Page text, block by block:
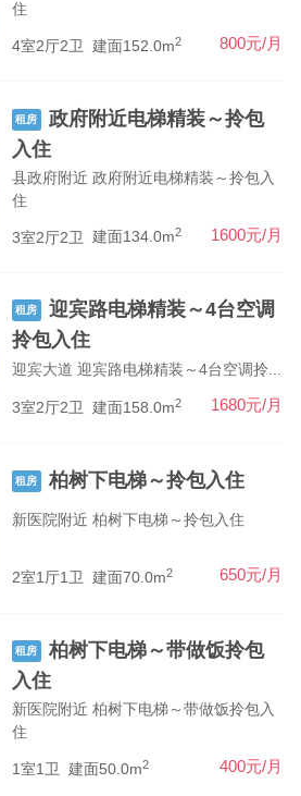
住
4室2厅2卫 建面152.0m2 800元/月
租房
入住
县政府附近 政府附近电梯精装～拎包入
住
3室2厅2卫 建面134.0m2 1600元/月
租房
拎包入住
迎宾大道 迎宾路电梯精装～4台空调拎...
3室2厅2卫 建面158.0m2 1680元/月
租房 柏树下电梯～拎包入住
新医院附近 柏树下电梯～拎包入住
2室1厅1卫 建面70.0m2 650元/月
租房
柏树下电梯～带做饭拎包
入住
新医院附近 柏树下电梯～带做饭拎包入
住
1室1卫 建面50.0m2 400元/月